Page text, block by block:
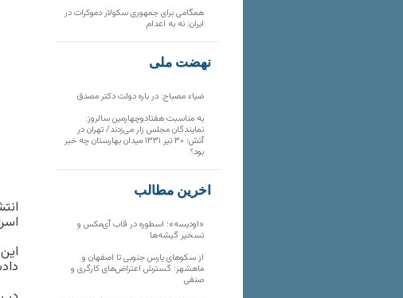
همگامی برای جمهوری سکولار دموکرات در
ایران: نه به اعدام
نهضت ملی
ضیاء مصباح: در باره دولت دکتر مصدق
به مناسبت هفتادوچهارمین سالروز:
نمایندگان مجلس زار می‌زدند/ تهران در
آتش؛ ۳۰ تیر ۱۳۳۱ میدان بهارستان چه خبر
بود؟
آخرین مطالب
«اودیسه»؛ اسطوره در قاب آی‌مکس و
تسخیر گیشه‌ها
از سکوهای پارس جنوبی تا اصفهان و
ماهشهر؛ گسترش اعتراض‌های کارگری و
صنفی